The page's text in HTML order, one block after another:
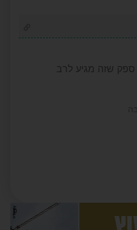
ספק שזה מגיע לרב